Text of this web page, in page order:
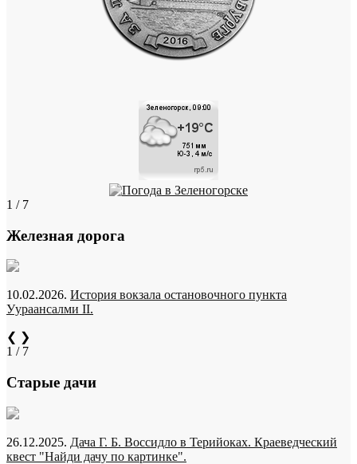
1 / 7
Железная дорога
10.02.2026. История вокзала остановочного пункта
Уураансалми II.
❮ ❯
1 / 7
Старые дачи
26.12.2025. Дача Г. Б. Воссидло в Терийоках. Краеведческий
квест "Найди дачу по картинке".